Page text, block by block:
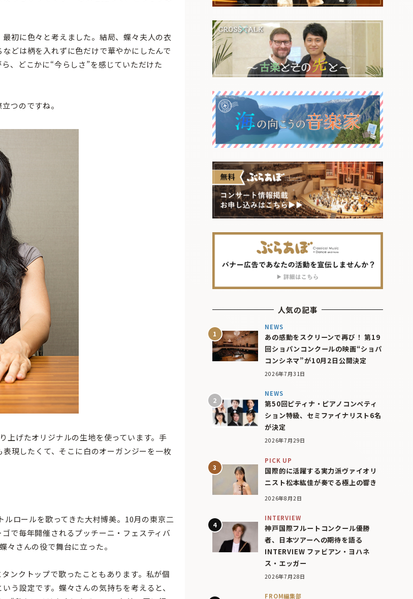
初に色々と考えました。結局、蝶々夫人の衣
どは柄を入れずに色だけで華やかにしたんで
、どこかに“今らしさ”を感じていただけた
つのですね。
げたオリジナルの生地を使っています。手
現したくて、そこに白のオーガンジーを一枚
ロールを歌ってきた大村博美。10月の東京二
で毎年開催されるプッチーニ・フェスティバ
々さんの役で舞台に立った。
ンクトップで歌ったこともあります。私が個
う設定です。蝶々さんの気持ちを考えると、
人気の記事
NEWS
あの感動をスクリーンで再び！ 第19
回ショパンコンクールの映画“ショパ
コンシネマ”が10月2日公開決定
2026年7月31日
NEWS
第50回ピティナ・ピアノコンペティ
ション特級、セミファイナリスト6名
が決定
2026年7月29日
PICK UP
国際的に活躍する実力派ヴァイオリ
ニスト松本紘佳が奏でる極上の響き
2026年8月2日
INTERVIEW
神戸国際フルートコンクール優勝
者、日本ツアーへの期待を語る
INTERVIEW ファビアン・ヨハネ
ス・エッガー
2026年7月28日
FROM編集部